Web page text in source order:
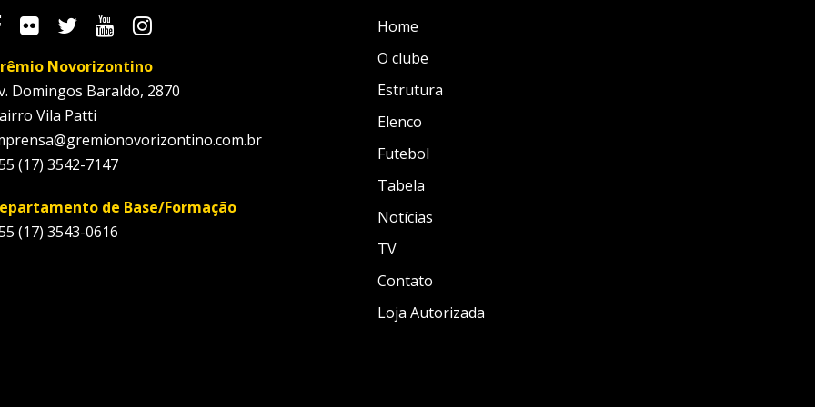
Novorizontino
Domingos Baraldo, 2870
Vila Patti
(17) 3542-7147
de Base/Formação
(17) 3543-0616
Home
O clube
Estrutura
Elenco
Futebol
Tabela
Notícias
TV
Contato
Loja Autorizada